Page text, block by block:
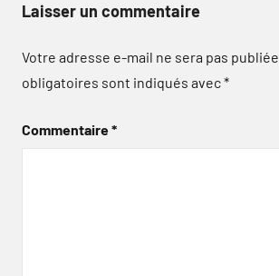
Laisser un commentaire
Votre adresse e-mail ne sera pas publiée.
obligatoires sont indiqués avec*
Commentaire*